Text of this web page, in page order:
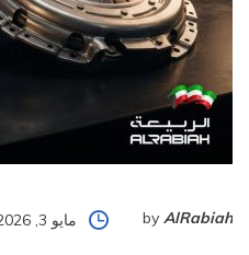
by AlRabiah مايو 3, 2026